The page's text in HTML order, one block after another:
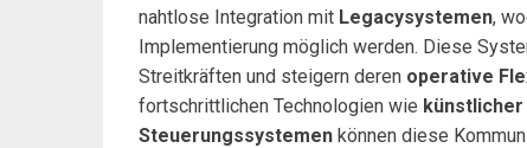
nahtlose Integration mit Legacysystemen,
Implementierung möglich werden. Diese
Streitkräften und steigern deren operative
fortschrittlichen Technologien wie
Steuerungssystemen können diese